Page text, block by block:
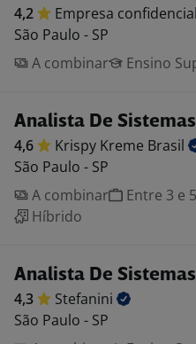
4,2 Empresa confidencial
São Paulo - SP
A combinar
Ensino
Analista De
4,6 Krispy Kreme Brasil
São Paulo - SP
A combinar
Entre 3 e
Híbrido
Analista De
4,3
Stefanini
São Paulo - SP